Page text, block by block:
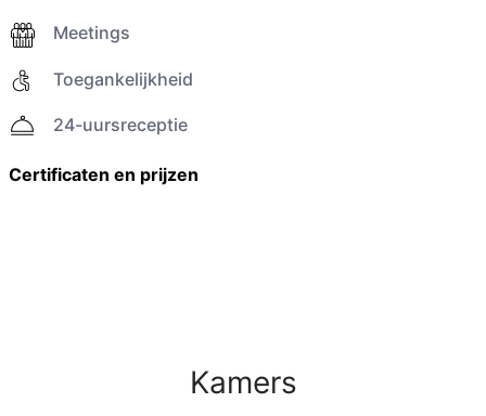
Meetings
Toegankelijkheid
24-uursreceptie
Certificaten en prijzen
Kamers